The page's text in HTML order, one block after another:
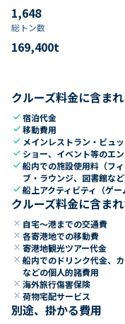
1,648
総トン数​
169,400t
クルーズ料金に含ま
check宿泊代金
check移動費用
check メインレストラン・ビュ
check ショー、イベント等のエ
check船内での施設使用料（フ
ブ・ラウンジ、図書館など
check船上アクティビティ（ゲー
クルーズ料金に含ま
close 自宅～港までの交通費
close 各寄港地での移動費
close 寄港地観光ツアー代金
close 船内でのドリンク代金、
などの個人的諸費用
close 海外旅行傷害保険
close 荷物宅配サービス
別途、掛かる費用